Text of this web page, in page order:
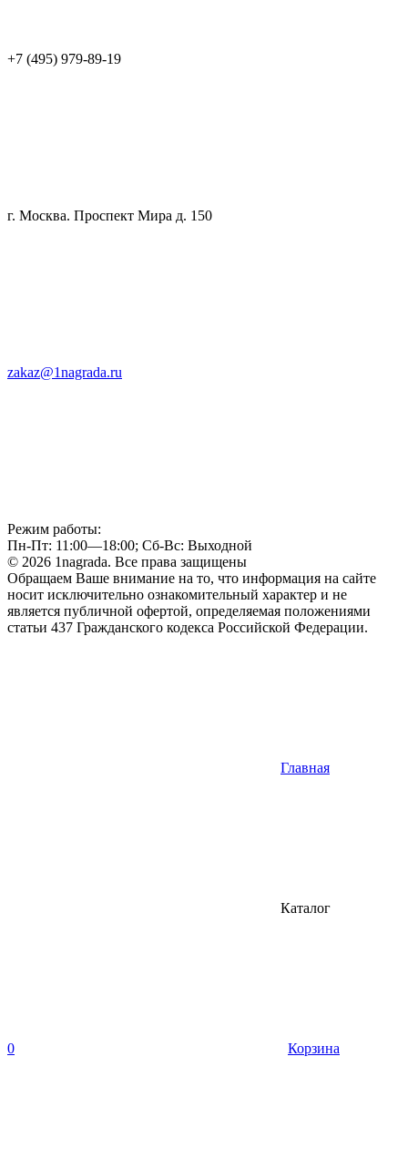
+7 (495) 979-89-19
г. Москва. Проспект Мира д. 150
zakaz@1nagrada.ru
Режим работы:
Пн-Пт: 11:00—18:00; Сб-Вс: Выходной
© 2026 1nagrada. Все права защищены
Обращаем Ваше внимание на то, что информация на сайте
носит исключительно ознакомительный характер и не
является публичной офертой, определяемая положениями
статьи 437 Гражданского кодекса Российской Федерации.
Главная
Каталог
0 Корзина